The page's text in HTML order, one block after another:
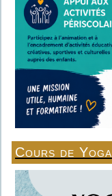
Cours de Yoga